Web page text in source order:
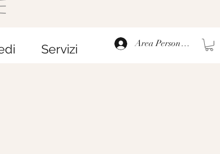
Servizi Area Personale